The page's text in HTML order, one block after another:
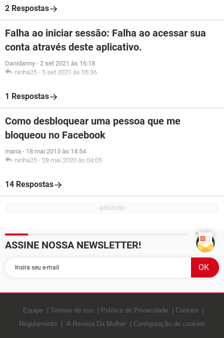
2 Respostas
Falha ao iniciar sessão: Falha ao acessar sua
conta através deste aplicativo.
Danidanny - 2 set 2021 às 16:18
ninha25 - 5 set 2021 às 05:36
1 Respostas
Como desbloquear uma pessoa que me
bloqueou no Facebook
maria - 18 mai 2013 às 14:54
ninha25 - 28 mai 2020 às 04:05
14 Respostas
ASSINE NOSSA NEWSLETTER!
Equipe Termos de uso Política de Privacidade
Contato
Regulamento
A Revista Da Mulher Configuração de cookies